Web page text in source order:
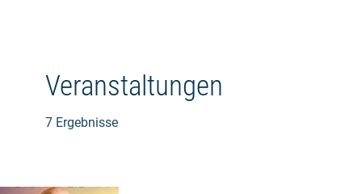
Veranstaltungen
7 Ergebnisse